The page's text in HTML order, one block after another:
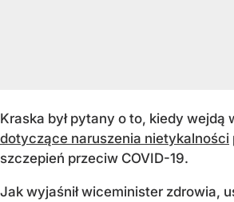
Kraska był pytany o to, kiedy wejdą
dotyczące naruszenia nietykalności
szczepień przeciw COVID-19.
Jak wyjaśnił wiceminister zdrowia,